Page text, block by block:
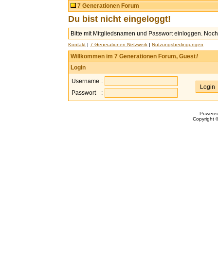
7 Generationen Forum
Du bist nicht eingeloggt!
Bitte mit Mitgliedsnamen und Passwort einloggen.
Kontakt | 7 Generationen Netzwerk | Nutzungsbedingungen
Willkommen im 7 Generationen Forum, Guest!
Login
Username :
Passwort
:
Copyright